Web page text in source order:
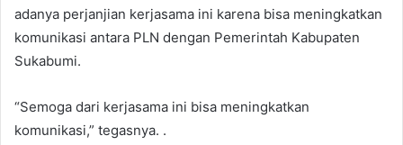
adanya perjanjian kerjasama ini karena bisa meningkatkan
komunikasi antara PLN dengan Pemerintah Kabupaten
Sukabumi.
“Semoga dari kerjasama ini bisa meningkatkan
komunikasi,” tegasnya. .